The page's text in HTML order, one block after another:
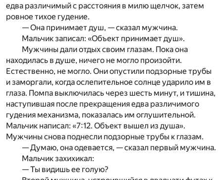
едва различимый с расстояния в милю щелчок, затем
ровное тихое гудение.
— Она принимает душ, — сказал мужчина.
Мальчик записал: «Объект принимает душ».
Мужчины дали отдых своим глазам. Пока она
находилась в душе, ничего не могло произойти.
Естественно, не могло. Они опустили подзорные трубы
и заморгали, когда ослепительное солнце ударило им в
глаза. Помпа выключилась через шесть минут, и тишина,
наступившая после прекращения едва различимого
гудения механизма, показалась им оглушительной.
Мальчик написал: «7:12. Объект вышел из душа».
Мужчины снова поднесли подзорные трубы к глазам.
— Думаю, она одевается, — сказал первый мужчина.
Мальчик захихикал:
— Ты видишь ее голую?